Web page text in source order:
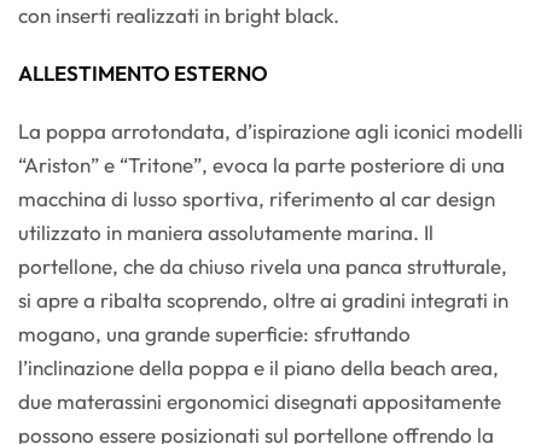
con inserti realizzati in bright black.
ALLESTIMENTO ESTERNO
La poppa arrotondata, d’ispirazione agli iconici modelli
“Ariston” e “Tritone”, evoca la parte posteriore di una
macchina di lusso sportiva, riferimento al car design
utilizzato in maniera assolutamente marina. Il
portellone, che da chiuso rivela una panca strutturale,
si apre a ribalta scoprendo, oltre ai gradini integrati in
mogano, una grande superficie: sfruttando
l’inclinazione della poppa e il piano della beach area,
due materassini ergonomici disegnati appositamente
possono essere posizionati sul portellone offrendo la